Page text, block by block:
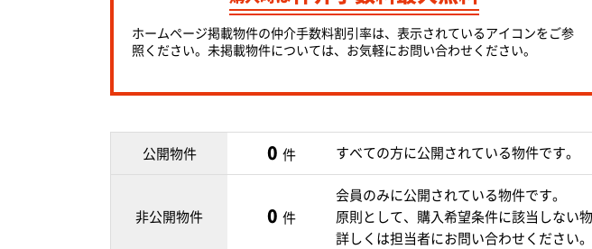
ホームページ掲載物件の仲介手数料割引率は、表示されているアイコンをご参
照ください。未掲載物件については、お気軽にお問い合わせください。
公開物件 0 件 すべての方に公開されている物件です。
非公開物件 0 件
会員のみに公開されている物件です。
原則として、購入希望条件に該当しない
詳しくは担当者にお問い合わせください。